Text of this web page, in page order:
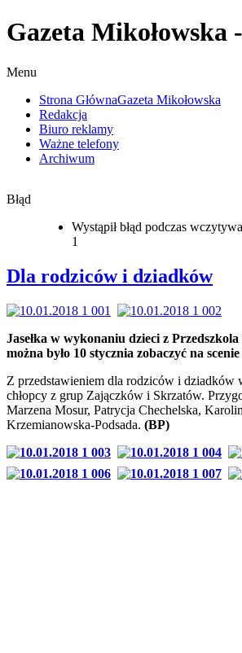
Gazeta Mikołowska -
Menu
Strona GłównaGazeta Mikołowska
Redakcja
Biuro reklamy
Ważne telefony
Archiwum
Błąd
Wystąpił błąd podczas
1
Dla rodziców i dziadków
Jasełka w wykonaniu dzieci z
można było 10 stycznia zobaczyć na
Z przedstawieniem dla rodziców i dziadków
chłopcy z grup Zajączków i Skrzatów.
Marzena Mosur, Patrycja Chechelska,
Krzemianowska-Podsada. (BP)